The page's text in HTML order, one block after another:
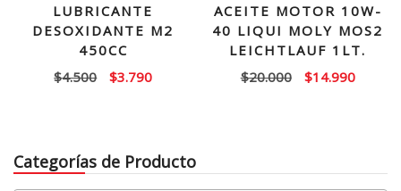
LUBRICANTE
DESOXIDANTE M2
450CC
$4.500
El
$4.500.
$3.790El
$3.790.
ACEITE MOTOR 10W-
40 LIQUI MOLY MOS2
LEICHTLAUF 1LT.
$20.000
El
$14.990El
Categorías de Producto